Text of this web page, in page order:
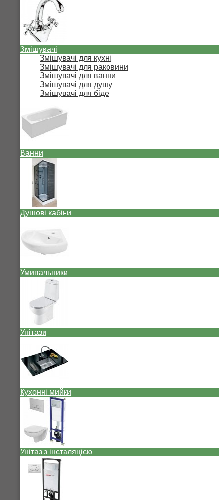
Змішувачі
Змішувачі для кухні
Змішувачі для раковини
Змішувачі для ванни
Змішувачі для душу
Змішувачі для біде
Ванни
Душові кабіни
Умивальники
Унітази
Кухонні мийки
Унітаз з інсталяцією